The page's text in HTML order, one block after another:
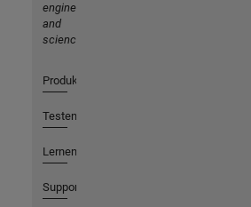
engineering
and
science
Produkte
Testen oder Kaufen
Lernen
Support